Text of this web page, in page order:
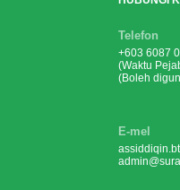
Telefon
+603 6087
(Waktu
(Boleh
E-mel